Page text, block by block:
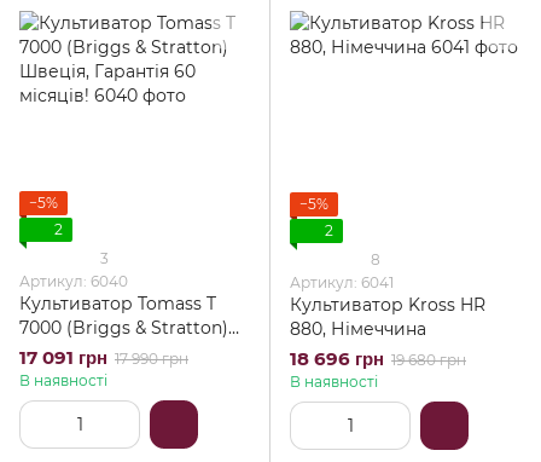
−5%
2
3
Артикул: 6040
Культиватор Tomass T
7000 (Briggs & Stratton)
Швеція, Гарантія 60
місяців!
17 091 грн 17 990 грн
В наявності
−5%
2
8
Артикул: 6041
Культиватор Kross HR
880, Німеччина
18 696 грн 19 680 грн
В наявності